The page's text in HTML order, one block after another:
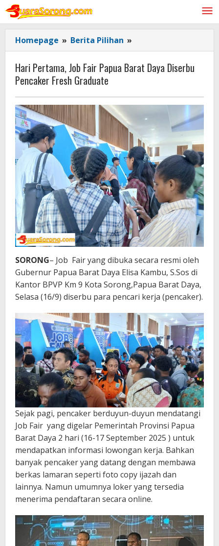
Lewati
konten
Homepage » Berita Pilihan »
Pertama,
Job
Fair
Barat
Diserbu
Pencaker
Fresh
Graduate
Hari Pertama, Job Fair Papua Barat Daya Diserbu
Pencaker Fresh Graduate
SORONG– Job Fair yang dibuka secara resmi oleh
Gubernur Papua Barat Daya Elisa Kambu, S.Sos di
Kantor BPVP Km 9 Kota Sorong,Papua Barat Daya,
Selasa (16/9) diserbu para pencari kerja (pencaker).
Sejak pagi, pencaker berduyun-duyun mendatangi
Job Fair yang digelar Pemerintah Provinsi Papua
Barat Daya 2 hari (16-17 September 2025 ) untuk
mendapatkan informasi lowongan kerja. Bahkan
banyak pencaker yang datang dengan membawa
berkas lamaran seperti foto copy ijazah dan
lainnya. Namun umumnya loker yang tersedia
menerima pendaftaran secara online.